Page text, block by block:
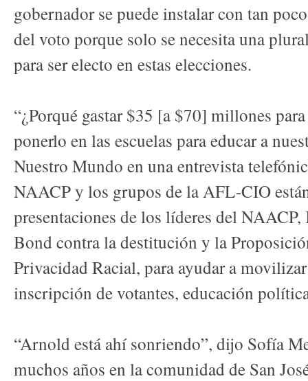
gobernador se puede instalar con tan
del voto porque solo se necesita una
para ser electo en estas elecciones.
“¿Porqué gastar $35 [a $70] millones
ponerlo en las escuelas para educar a
Nuestro Mundo en una entrevista
NAACP y los grupos de la AFL-CIO
presentaciones de los líderes del
Bond contra la destitución y la
Privacidad Racial, para ayudar a
inscripción de votantes, educación
“Arnold está ahí sonriendo”, dijo Sofía
muchos años en la comunidad de San